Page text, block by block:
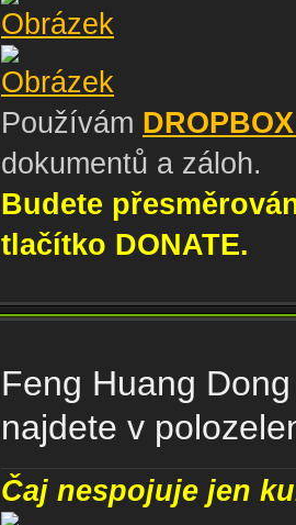
Používám
dokumentů a záloh.
Budete
tlačítko DONATE.
Feng Huang
najdete v
Čaj nespojuje jen